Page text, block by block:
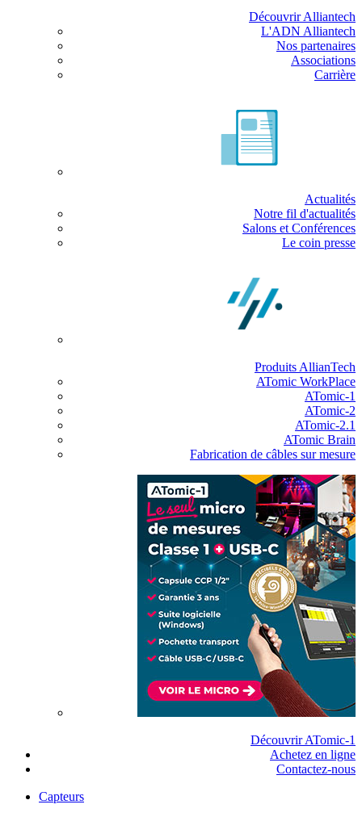
Découvrir Alliantech
L'ADN Alliantech
Nos partenaires
Associations
Carrière
Actualités
Notre fil d'actualités
Salons et Conférences
Le coin presse
Produits AllianTech
ATomic WorkPlace
ATomic-1
ATomic-2
ATomic-2.1
ATomic Brain
Fabrication de câbles sur mesure
Découvrir ATomic-1
Achetez en ligne
Contactez-nous
Capteurs